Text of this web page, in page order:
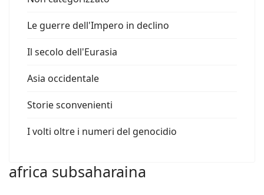
Le guerre dell'Impero in declino
Il secolo dell'Eurasia
Asia occidentale
Storie sconvenienti
I volti oltre i numeri del genocidio
africa subsaharaina